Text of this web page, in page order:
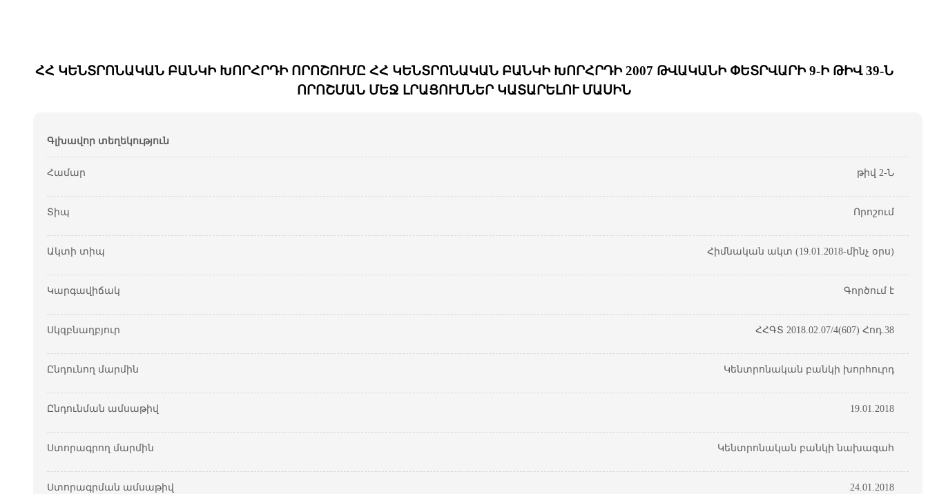
ՀՀ ԿԵՆՏՐՈՆԱԿԱՆ ԲԱՆԿԻ ԽՈՐՀՐԴԻ ՈՐՈՇՈՒՄԸ ՀՀ ԿԵՆՏՐՈՆԱԿԱՆ ԲԱՆԿԻ ԽՈՐՀՐԴԻ 2007 ԹՎԱԿԱՆԻ ՓԵՏՐՎԱՐԻ 9-Ի ԹԻՎ 39-Ն
ՈՐՈՇՄԱՆ ՄԵՋ ԼՐԱՑՈՒՄՆԵՐ ԿԱՏԱՐԵԼՈՒ ՄԱՍԻՆ
Գլխավոր տեղեկություն
Համար թիվ 2-Ն
Տիպ Որոշում
Ակտի տիպ Հիմնական ակտ (19.01.2018-մինչ օրս)
Կարգավիճակ Գործում է
Սկզբնաղբյուր ՀՀԳՏ 2018.02.07/4(607) Հոդ.38
Ընդունող մարմին Կենտրոնական բանկի խորհուրդ
Ընդունման ամսաթիվ 19.01.2018
Ստորագրող մարմին Կենտրոնական բանկի նախագահ
Ստորագրման ամսաթիվ 24.01.2018